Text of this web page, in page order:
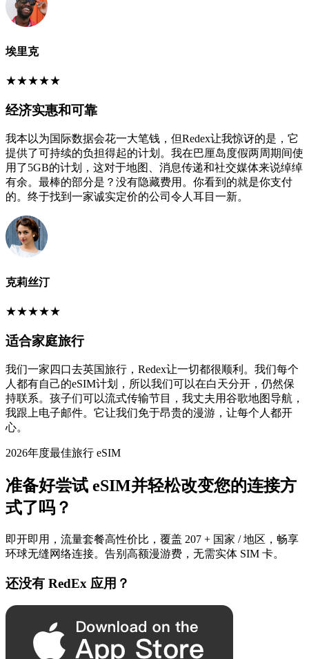
埃里克
★★★★★
经济实惠和可靠
我本以为国际数据会花一大笔钱，但Redex让我惊讶的是，它
提供了可持续的负担得起的计划。我在巴厘岛度假两周期间使
用了5GB的计划，这对于地图、消息传递和社交媒体来说绰绰
有余。最棒的部分是？没有隐藏费用。你看到的就是你支付
的。终于找到一家诚实定价的公司令人耳目一新。
克莉丝汀
★★★★★
适合家庭旅行
我们一家四口去英国旅行，Redex让一切都很顺利。我们每个
人都有自己的eSIM计划，所以我们可以在白天分开，仍然保
持联系。孩子们可以流式传输节目，我丈夫用谷歌地图导航，
我跟上电子邮件。它让我们免于昂贵的漫游，让每个人都开
心。
2026年度最佳旅行 eSIM
准备好尝试 eSIM并轻松改变您的连接方
式了吗？
即开即用，流量套餐高性价比，覆盖 207 + 国家 / 地区，畅享
环球无缝网络连接。告别高额漫游费，无需实体 SIM 卡。
还没有 RedEx 应用？